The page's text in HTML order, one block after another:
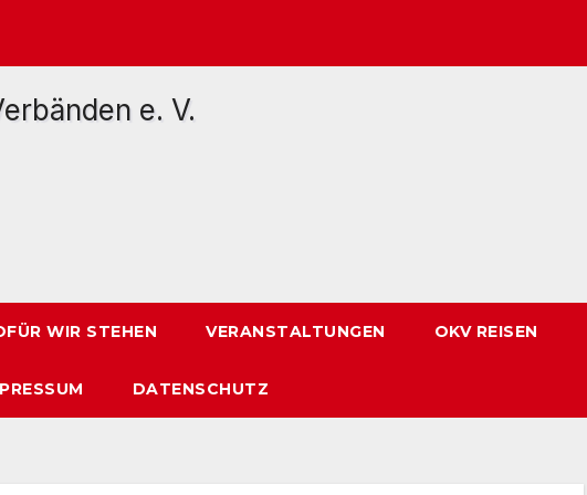
WIR STEHEN VERANSTALTUNGEN OKV REISEN
DATENSCHUTZ